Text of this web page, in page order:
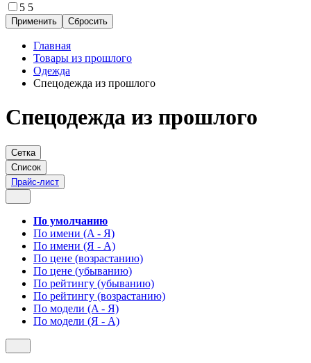
5 5
Главная
Товары из прошлого
Одежда
Спецодежда из прошлого
Спецодежда из прошлого
Сетка
Список
Прайс-лист
По умолчанию
По имени (A - Я)
По имени (Я - A)
По цене (возрастанию)
По цене (убыванию)
По рейтингу (убыванию)
По рейтингу (возрастанию)
По модели (A - Я)
По модели (Я - A)